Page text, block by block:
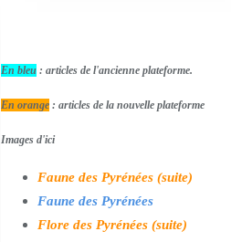
En bleu : articles de l'ancienne plateforme.
En orange : articles de la nouvelle plateforme
Images d'ici
Faune des Pyrénées (suite)
Faune des Pyrénées
Flore des Pyrénées (suite)